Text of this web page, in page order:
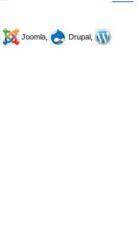
Joomla,
Drupal,